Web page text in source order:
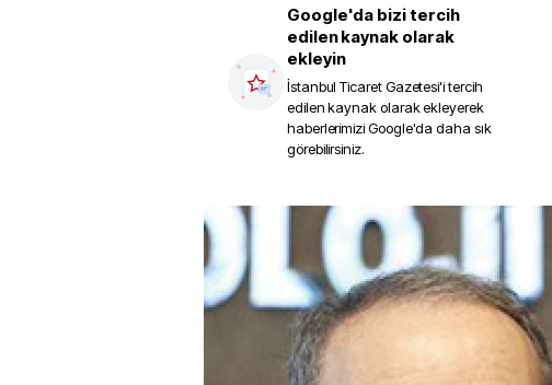
Google'da bizi tercih
edilen kaynak olarak
ekleyin
İstanbul Ticaret Gazetesi'i tercih
edilen kaynak olarak ekleyerek
haberlerimizi Google'da daha sık
görebilirsiniz.